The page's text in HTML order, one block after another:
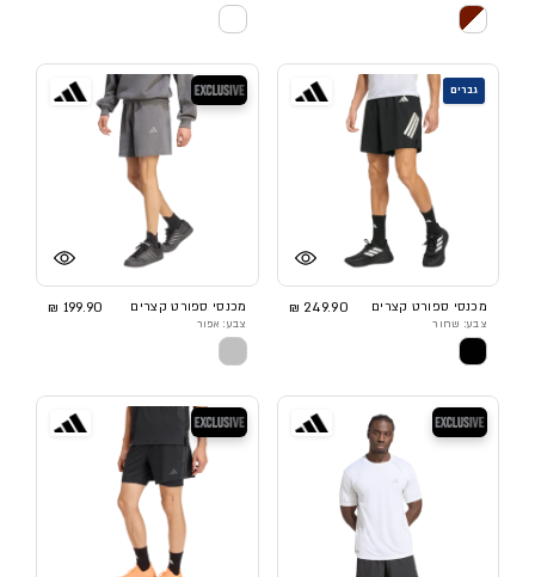
גברים
מכנסי ספורט קצרים 249.90 ₪
צבע: שחור
בלעדי
מכנסי ספורט קצרים 199.90 ₪
צבע: אפור
בלעדי בלעדי